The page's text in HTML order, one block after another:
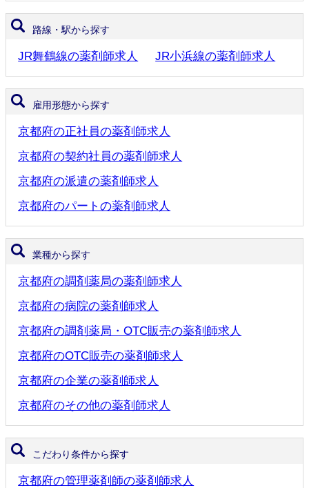
路線・駅から探す
JR舞鶴線の薬剤師求人 JR小浜線の薬剤師求人
雇用形態から探す
京都府の正社員の薬剤師求人
京都府の契約社員の薬剤師求人
京都府の派遣の薬剤師求人
京都府のパートの薬剤師求人
業種から探す
京都府の調剤薬局の薬剤師求人
京都府の病院の薬剤師求人
京都府の調剤薬局・OTC販売の薬剤師求人
京都府のOTC販売の薬剤師求人
京都府の企業の薬剤師求人
京都府のその他の薬剤師求人
こだわり条件から探す
京都府の管理薬剤師の薬剤師求人